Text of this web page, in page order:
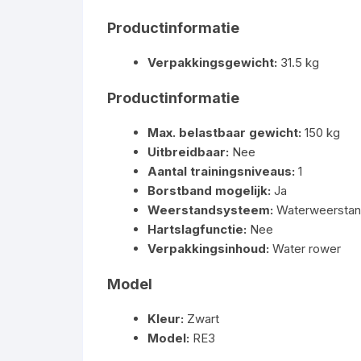
Productinformatie
Verpakkingsgewicht: 31.5 kg
Productinformatie
Max. belastbaar gewicht: 150 kg
Uitbreidbaar: Nee
Aantal trainingsniveaus: 1
Borstband mogelijk: Ja
Weerstandsysteem:
Hartslagfunctie: Nee
Verpakkingsinhoud: Water rower
Model
Kleur: Zwart
Model: RE3